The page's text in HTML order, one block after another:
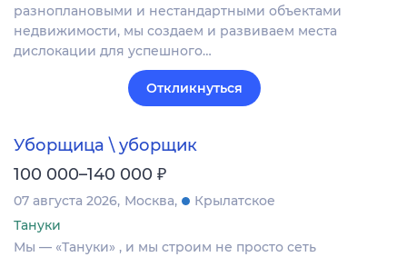
разноплановыми и нестандартными объектами
недвижимости, мы создаем и развиваем места
дислокации для успешного…
Откликнуться
Уборщица \ уборщик
100 000–140 000 ₽
07 августа 2026 Москва
Крылатское
Тануки
Мы — «Тануки» , и мы строим не просто сеть